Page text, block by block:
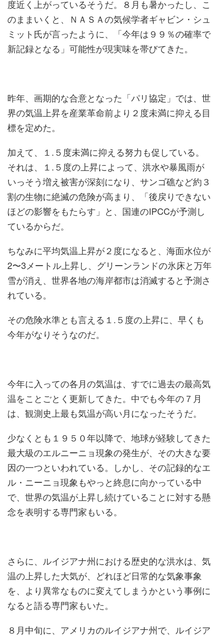
度近く上がっているそうだ。８月も暑かったし、こ
のままいくと、ＮＡＳＡの気候学者ギャビン・シュ
ミット氏が言ったように、「今年は９９％の確率で
新記録となる」可能性が現実味を帯びてきた。
昨年、画期的な合意となった「パリ協定」では、世
界の気温上昇を産業革命前より２度未満に抑える目
標を定めた。
加えて、１.５度未満に抑える努力も促している。
それは、１.５度の上昇によって、洪水や暴風雨が
いっそう増え被害が深刻になり、サンゴ礁など約３
割の生物に絶滅の危険が高まり、「後戻りできない
ほどの影響をもたらす」と、国連のIPCCが予測し
ているからだ。
ちなみに平均気温上昇が２度になると、海面水位が
2〜3メートル上昇し、グリーンランドの氷床と万年
雪が消え、世界各地の海岸都市は消滅すると予測さ
れている。
その危険水準とも言える１.５度の上昇に、早くも
今年がなりそうなのだ。
今年に入っての各月の気温は、すでに過去の最高気
温をことごとく更新してきた。中でも今年の７月
は、観測史上最も気温が高い月になったそうだ。
少なくとも１９５０年以降で、地球が経験してきた
最大級のエルニーニョ現象の発生が、その大きな要
因の一つといわれている。しかし、その記録的なエ
ル・ニーニョ現象もやっと終息に向かっている中
で、世界の気温が上昇し続けていることに対する懸
念を表明する専門家もいる。
さらに、ルイジアナ州における歴史的な洪水は、気
温の上昇した大気が、どれほど日常的な気象事象
を、より異常なものに変えてしまうかという事例に
なると語る専門家もいた。
８月中旬に、アメリカのルイジアナ州で、ルイジア